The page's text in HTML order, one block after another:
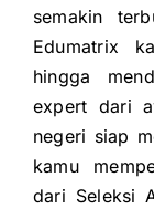
semakin
Edumatrix
hingga
expert dari
negeri siap
kamu
dari Seleksi